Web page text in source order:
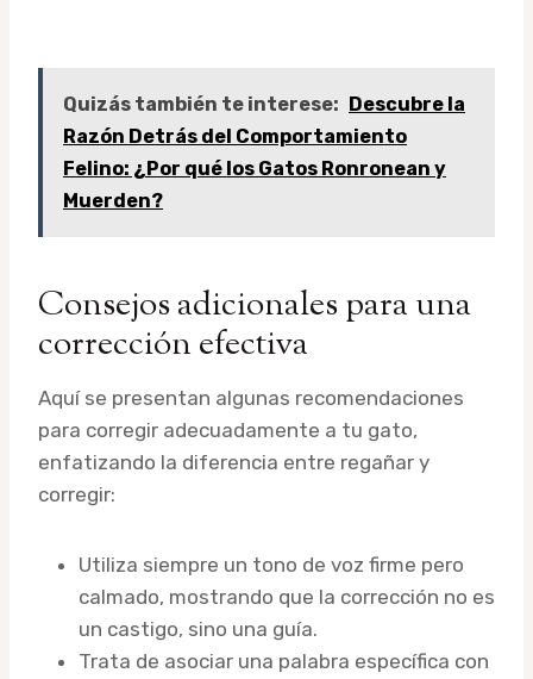
Quizás también te interese: Descubre la
Razón Detrás del Comportamiento
Felino: ¿Por qué los Gatos Ronronean y
Muerden?
Consejos adicionales para una
corrección efectiva
Aquí se presentan algunas recomendaciones
para corregir adecuadamente a tu gato,
enfatizando la diferencia entre regañar y
corregir:
Utiliza siempre un tono de voz firme pero
calmado, mostrando que la corrección no es
un castigo, sino una guía.
Trata de asociar una palabra específica con